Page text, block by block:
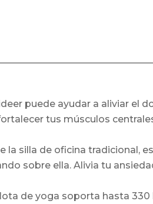
puede ayudar a aliviar el
tus músculos
la silla de oficina tradicional,
sobre ella. Alivia tu
de yoga soporta hasta